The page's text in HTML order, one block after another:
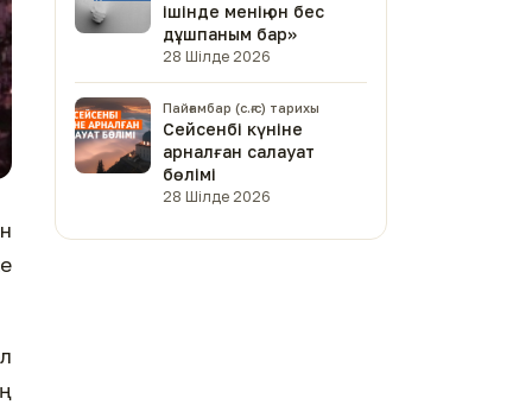
ішінде менің он бес
дұшпаным бар»
28 Шілде 2026
Пайғамбар (с.ғ.с) тарихы
Сейсенбі күніне
арналған салауат
бөлімі
28 Шілде 2026